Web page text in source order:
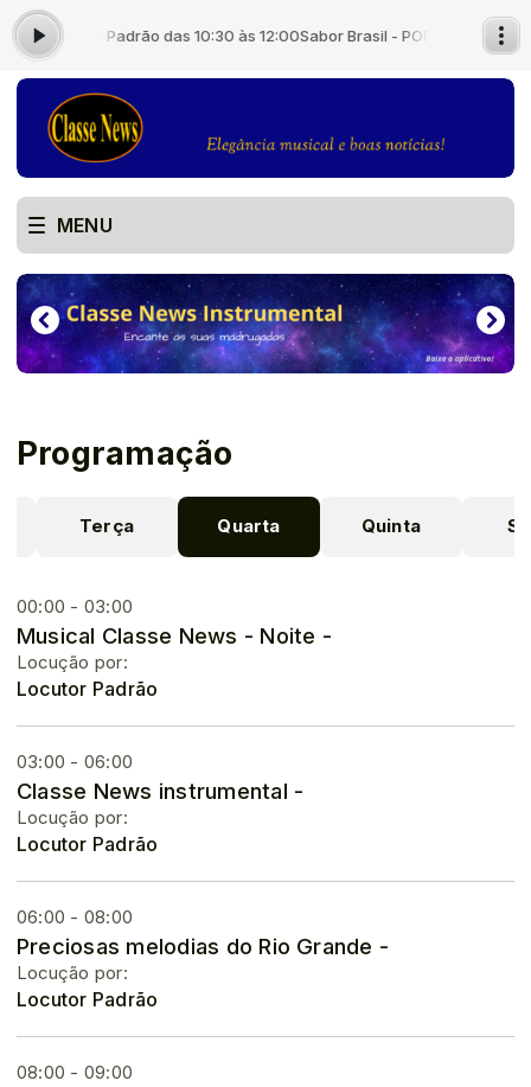
Locutor Padrão das 10:30 às 12:00Sabor Brasil - POP - 1ª Exibição
MENU
Programação
Terça Quarta Quinta
00:00 - 03:00
Musical Classe News - Noite -
Locução por:
Locutor Padrão
03:00 - 06:00
Classe News instrumental -
Locução por:
Locutor Padrão
06:00 - 08:00
Preciosas melodias do Rio Grande -
Locução por:
Locutor Padrão
08:00 - 09:00